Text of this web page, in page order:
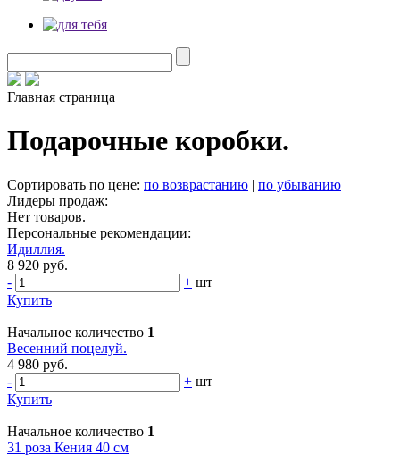
Главная страница
Подарочные коробки.
Сортировать по цене: по возврастанию | по убыванию
Лидеры продаж:
Нет товаров.
Персональные рекомендации:
Идиллия.
8 920 руб.
-
+ шт
Купить
Начальное количество 1
Весенний поцелуй.
4 980 руб.
-
+ шт
Купить
Начальное количество 1
31 роза Кения 40 см